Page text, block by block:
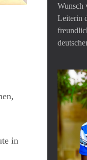
in
Wunsch
Leiterin